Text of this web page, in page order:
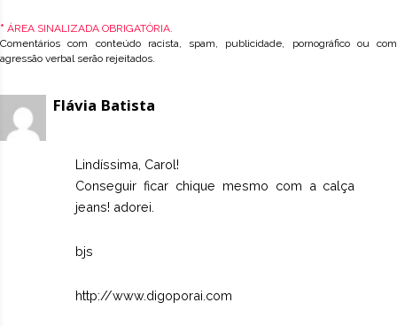
* ÁREA SINALIZADA OBRIGATÓRIA.
Comentários com conteúdo racista, spam, publicidade, pornográfico ou com
agressão verbal serão rejeitados.
Flávia Batista
Lindíssima, Carol!
Conseguir ficar chique mesmo com a calça
jeans! adorei.
bjs
http://www.digoporai.com